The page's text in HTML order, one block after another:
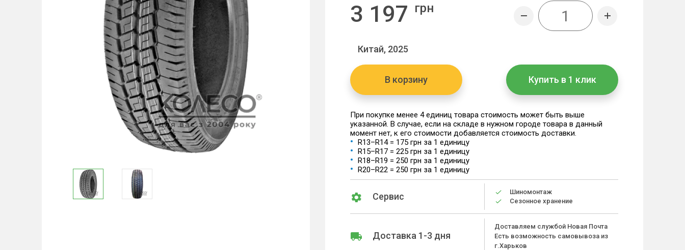
3 197 грн
Китай, 2025
В корзину Купить в 1 клик
При покупке менее 4 единиц товара стоимость может быть выше
указанной. В случае, если на складе в нужном городе товара в данный
момент нет, к его стоимости добавляется стоимость доставки.
R13–R14 = 175 грн за 1 единицу
R15–R17 = 225 грн за 1 единицу
R18–R19 = 250 грн за 1 единицу
R20–R22 = 250 грн за 1 единицу
Сервис
Шиномонтаж
Сезонное хранение
Доставка 1-3 дня
Доставляем службой Новая Почта
Есть возможность самовывоза из
г.Харьков